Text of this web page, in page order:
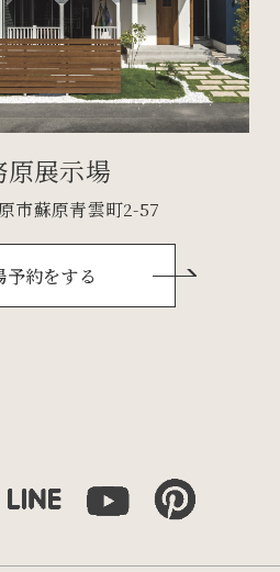
原展示場
市蘇原青雲町2-57
予約をする